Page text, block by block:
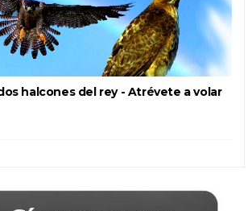
halcones del rey - Atrévete a volar